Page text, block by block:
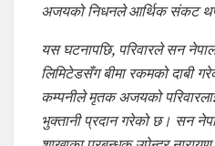
अजयको निधनले आर्थिक संकट
यस घटनापछि, परिवारले सन
लिमिटेडसँग बीमा रकमको दाबी
कम्पनीले मृतक अजयको
भुक्तानी प्रदान गरेको छ। सन